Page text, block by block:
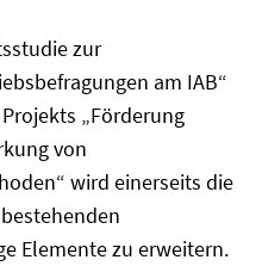
zur
am IAB“
„Förderung
von
wird einerseits die
Elemente zu erweitern.